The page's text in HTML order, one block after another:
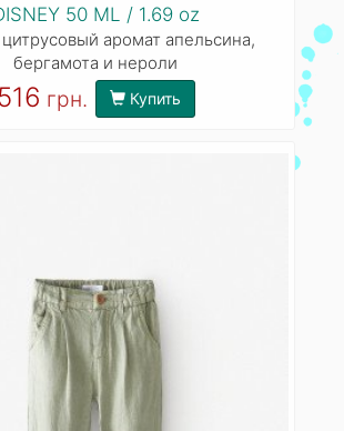
50 ML / 1.69 oz
аромат апельсина,
бергамота и нероли
516 грн. Купить